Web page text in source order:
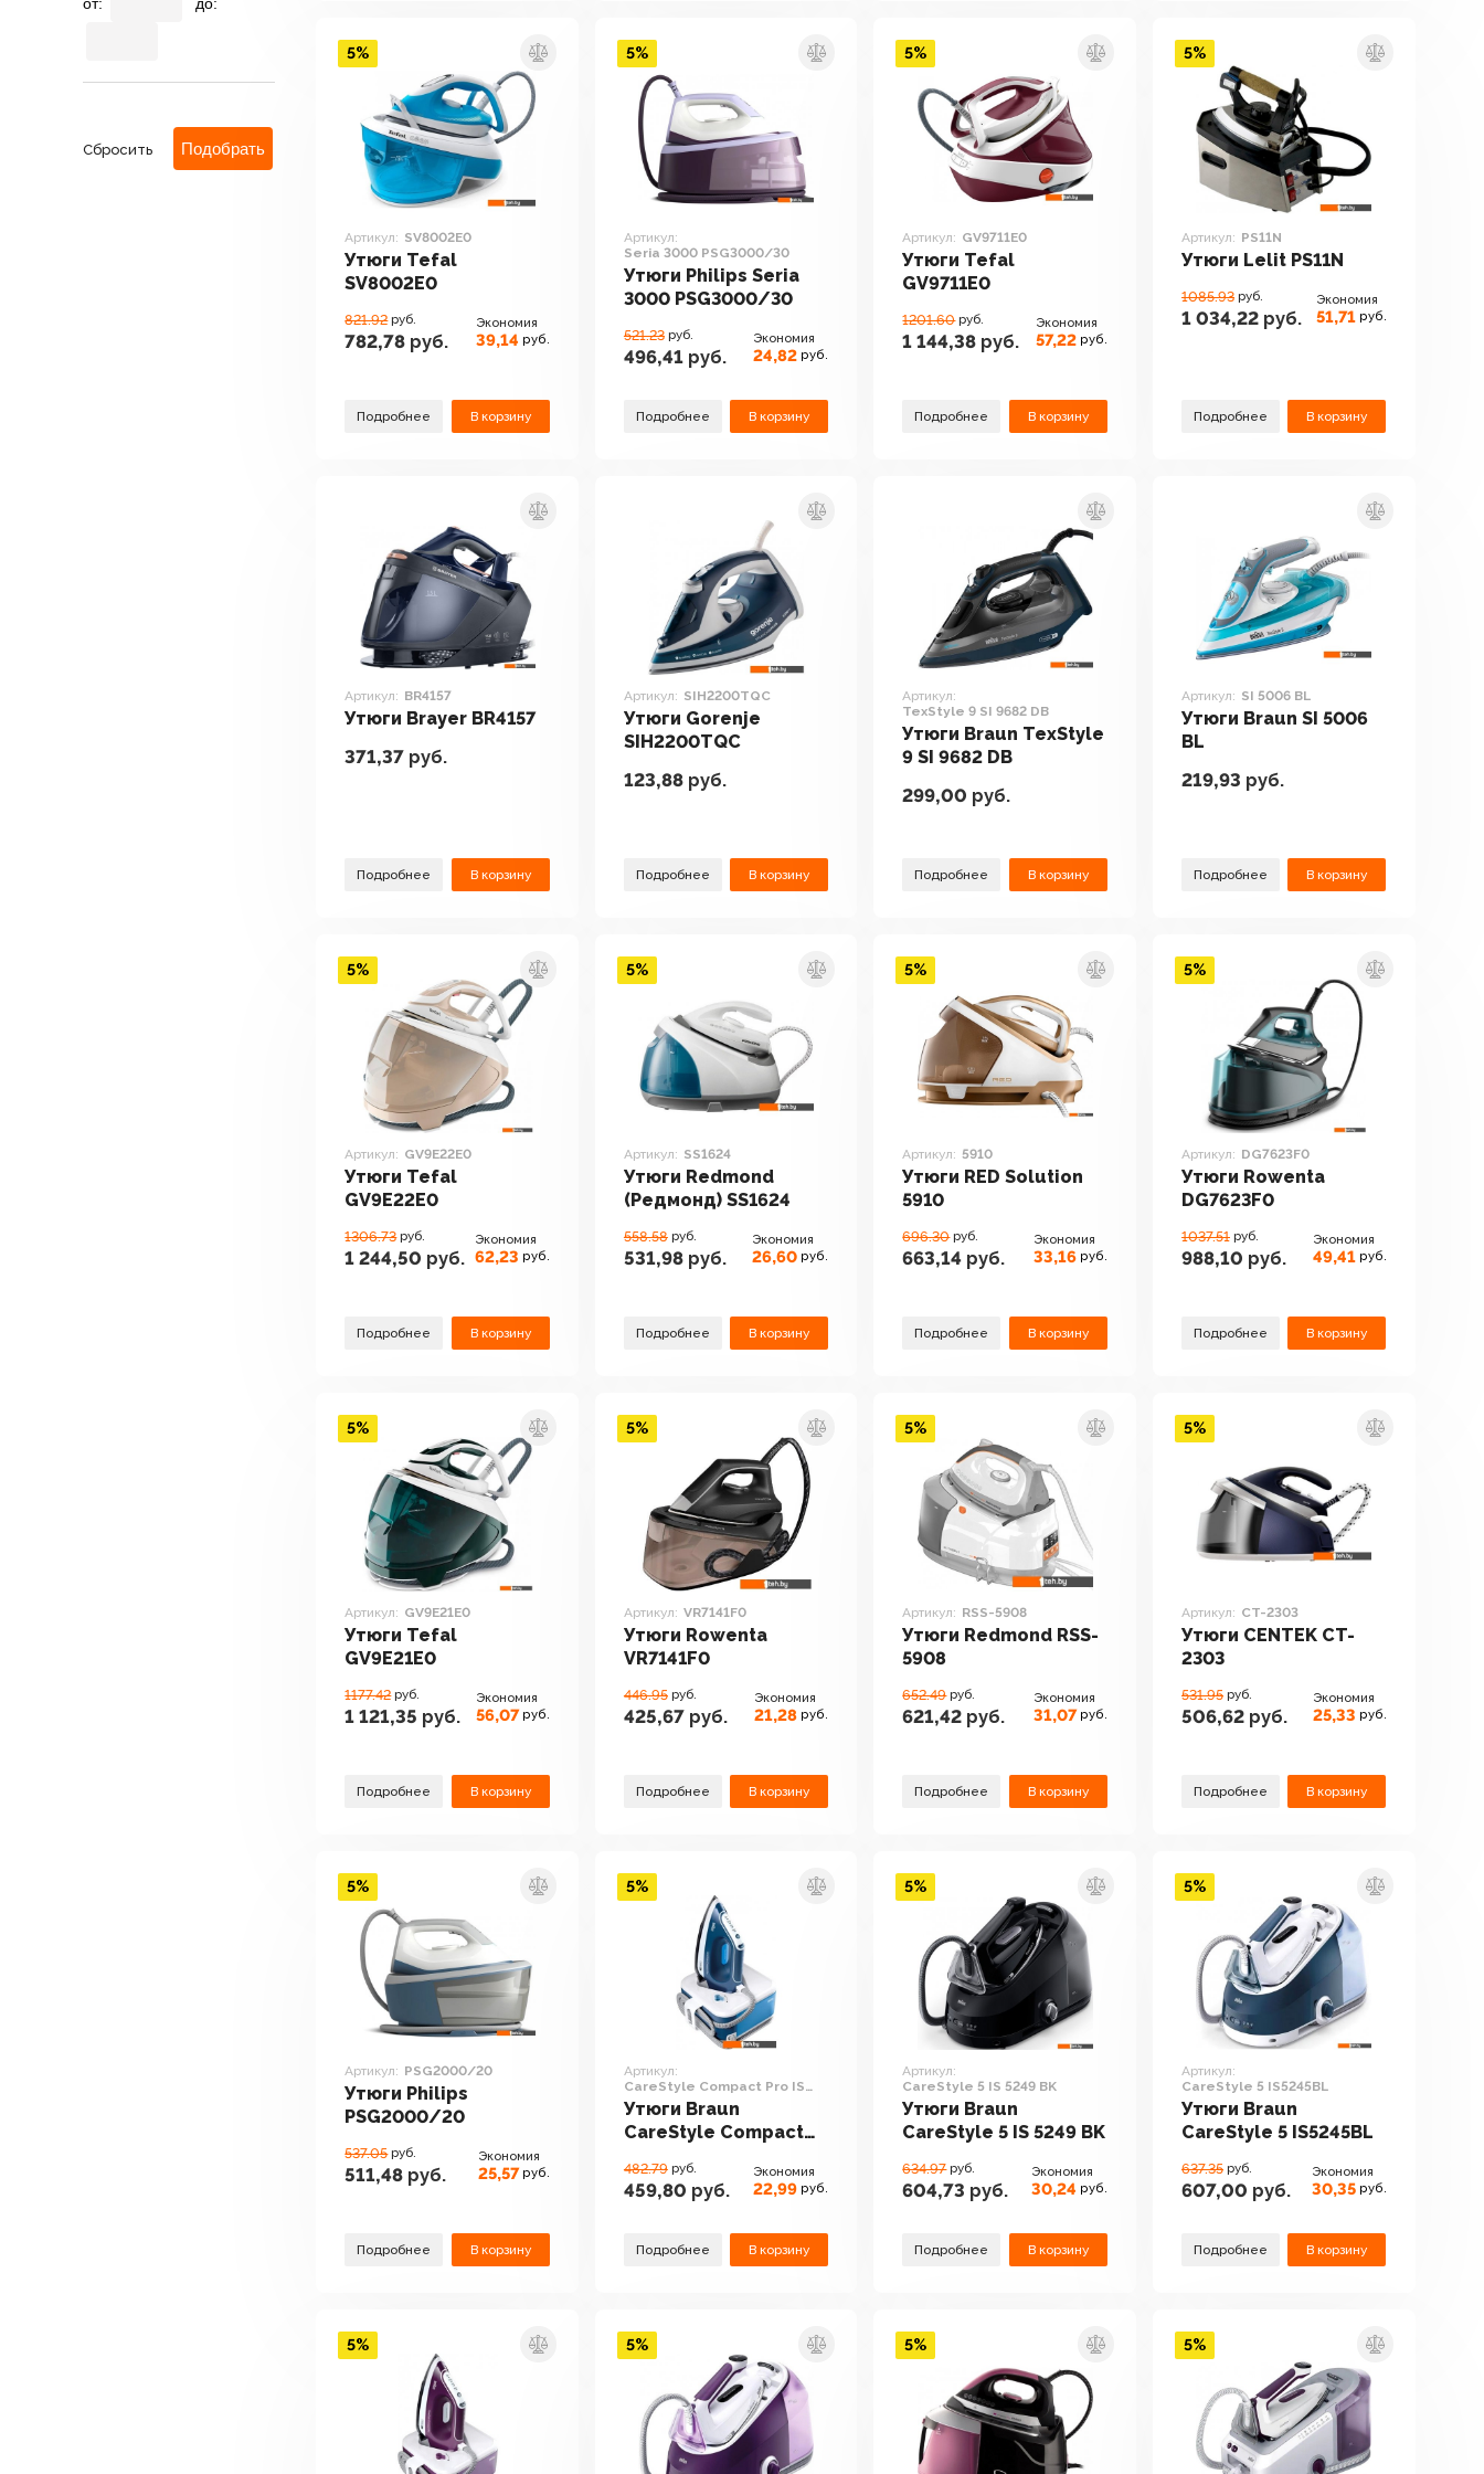
Сбросить
Артикул: SV8002E0
Утюги Tefal
SV8002E0
821.92 руб.
782,78 руб.
Экономия
39,14 руб.
Подробнее В корзину
5%
Артикул:
Seria 3000 PSG3000/30
Утюги Philips Seria
3000 PSG3000/30
521.23 руб.
496,41руб.
Экономия
24,82 руб.
Подробнее В корзину
5%
Артикул: GV9711E0
Утюги Tefal
GV9711E0
1201.60 руб.
1 144,38 руб.
Экономия
57,22 руб.
Подробнее В корзину
5%
Артикул: PS11N
Утюги Lelit PS11N
1085.93 руб.
1 034,22 руб.
Экономия
51,71 руб.
Подробнее В корзину
5%
Артикул: BR4157
Утюги Brayer BR4157
371,37 руб.
Подробнее В корзину
Артикул: SIH2200TQC
Утюги Gorenje
SIH2200TQC
123,88руб.
Подробнее В корзину
Артикул:
TexStyle 9 SI 9682 DB
Утюги Braun TexStyle
9 SI 9682 DB
299,00 руб.
Подробнее В корзину
Артикул: SI 5006 BL
Утюги Braun SI 5006
BL
219,93 руб.
Подробнее В корзину
Артикул: GV9E22E0
Утюги Tefal
GV9E22E0
1306.73 руб.
1 244,50 руб.
Экономия
62,23 руб.
Подробнее В корзину
5%
Артикул: SS1624
Утюги Redmond
(Редмонд) SS1624
558.58 руб.
531,98руб.
Экономия
26,60 руб.
Подробнее В корзину
5%
Артикул: 5910
Утюги RED Solution
5910
696.30 руб.
663,14 руб.
Экономия
33,16 руб.
Подробнее В корзину
5%
Артикул: DG7623F0
Утюги Rowenta
DG7623F0
1037.51 руб.
988,10 руб.
Экономия
49,41 руб.
Подробнее В корзину
5%
Артикул: GV9E21E0
Утюги Tefal
GV9E21E0
1177.42 руб.
1 121,35 руб.
Экономия
56,07 руб.
Подробнее В корзину
5%
Артикул: VR7141F0
Утюги Rowenta
VR7141F0
446.95 руб.
425,67руб.
Экономия
21,28 руб.
Подробнее В корзину
5%
Артикул: RSS-5908
Утюги Redmond RSS-
5908
652.49 руб.
621,42 руб.
Экономия
31,07 руб.
Подробнее В корзину
5%
Артикул: CT-2303
Утюги CENTEK CT-
2303
531.95 руб.
506,62 руб.
Экономия
25,33 руб.
Подробнее В корзину
5%
Артикул: PSG2000/20
Утюги Philips
PSG2000/20
537.05 руб.
511,48 руб.
Экономия
25,57 руб.
Подробнее В корзину
5%
Артикул:
CareStyle Compact Pro IS
2565 BL
Утюги Braun
CareStyle Compact
482.79 руб.
459,80 руб.
Экономия
22,99 руб.
Подробнее В корзину
5%
Артикул:
CareStyle 5 IS 5249 BK
Утюги Braun
CareStyle 5 IS 5249 BK
634.97 руб.
604,73 руб.
Экономия
30,24 руб.
Подробнее В корзину
5%
Артикул:
CareStyle 5 IS5245BL
Утюги Braun
CareStyle 5 IS5245BL
637.35 руб.
607,00 руб.
Экономия
30,35 руб.
Подробнее В корзину
5%
5% 5% 5% 5%